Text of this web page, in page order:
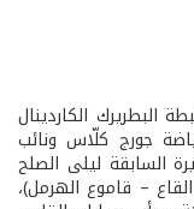
البطريرك الكاردينال
جورج كلّاس ونائب
السابقة ليلى الصلح
– قاموع الهرمل)،